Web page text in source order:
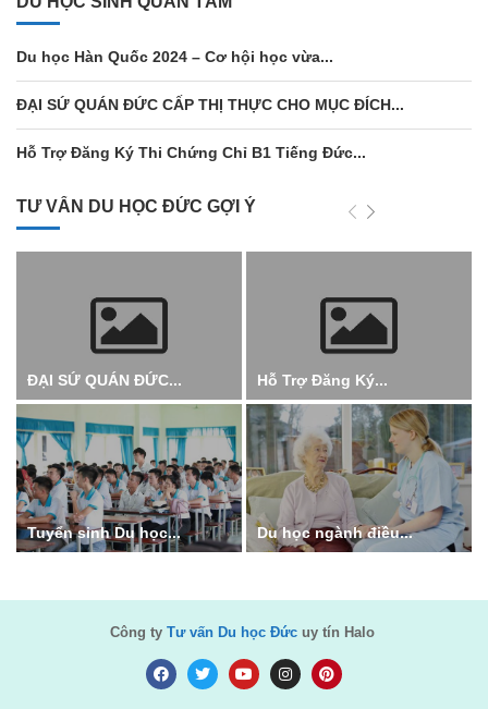
Du học Hàn Quốc 2024 – Cơ hội học vừa...
ĐẠI SỨ QUÁN ĐỨC CẤP THỊ THỰC CHO MỤC ĐÍCH...
Hỗ Trợ Đăng Ký Thi Chứng Chỉ B1 Tiếng Đức...
TƯ VẤN DU HỌC ĐỨC GỢI Ý
ĐẠI SỨ QUÁN ĐỨC... Hỗ Trợ Đăng Ký...
Tuyển sinh Du học... Du học ngành điều...
Công ty Tư vấn Du học Đứcuy tín Halo